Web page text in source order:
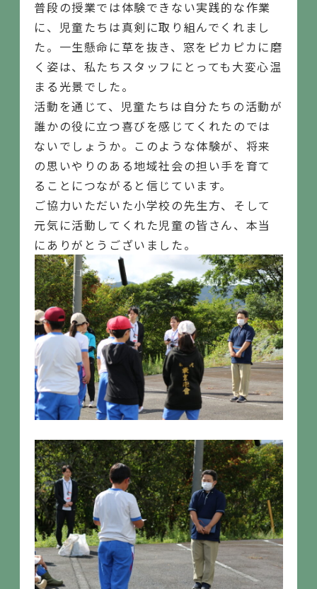
普段の授業では体験できない実践的な作業
に、児童たちは真剣に取り組んでくれまし
た。一生懸命に草を抜き、窓をピカピカに磨
く姿は、私たちスタッフにとっても大変心温
まる光景でした。
活動を通じて、児童たちは自分たちの活動が
誰かの役に立つ喜びを感じてくれたのでは
ないでしょうか。このような体験が、将来
の思いやりのある地域社会の担い手を育て
ることにつながると信じています。
ご協力いただいた小学校の先生方、そして
元気に活動してくれた児童の皆さん、本当
にありがとうございました。